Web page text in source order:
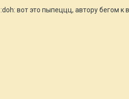
:doh: вот это пыпеццц, автору бегом к